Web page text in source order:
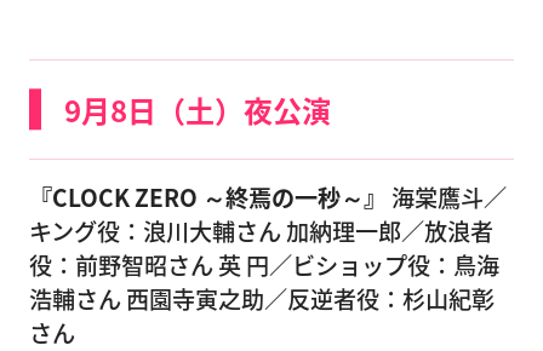
9月8日（土）夜公演
『CLOCK ZERO ～終焉の一秒～』 海棠鷹斗／
キング役：浪川大輔さん 加納理一郎／放浪者
役：前野智昭さん 英 円／ビショップ役：鳥海
浩輔さん 西園寺寅之助／反逆者役：杉山紀彰
さん